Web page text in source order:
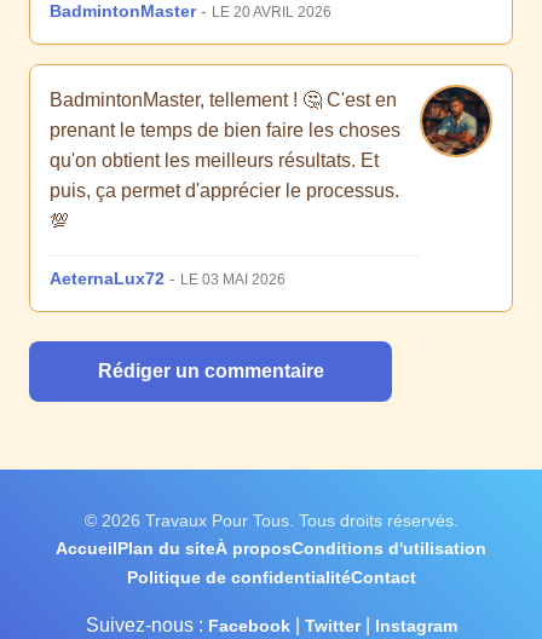
BadmintonMaster- LE 20 AVRIL 2026
BadmintonMaster, tellement ! 🤔 C'est en
prenant le temps de bien faire les choses
qu'on obtient les meilleurs résultats. Et
puis, ça permet d'apprécier le processus.
💯
AeternaLux72 - LE 03 MAI 2026
Rédiger un commentaire
© 2026 Travaux Pour Tous. Tous droits réservés.
AccueilPlan du siteÀ proposConditions d'utilisation
Politique de confidentialitéContact
Suivez-nous : Facebook| Twitter| Instagram